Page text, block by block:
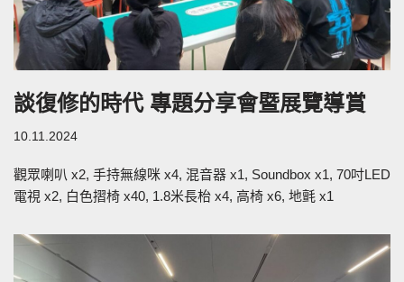
談復修的時代 專題分享會暨展覽導賞
10.11.2024
觀眾喇叭 x2, 手持無線咪 x4, 混音器 x1, Soundbox x1, 70吋LED
電視 x2, 白色摺椅 x40, 1.8米長枱 x4, 高椅 x6, 地氈 x1